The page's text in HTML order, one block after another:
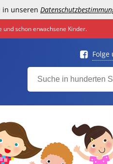
in unseren
und schon erwachsene Kinder.
Folge